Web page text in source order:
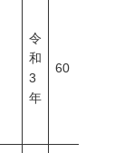
令
和
3
年
60